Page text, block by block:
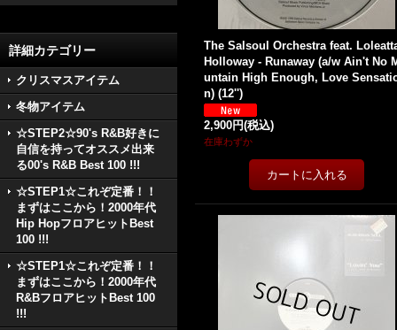
詳細カテゴリー
クリスマスアイテム
冬物アイテム
☆STEP2☆90's R&B好きに
自信を持ってオススメ出来
る00's R&B Best 100 !!!
☆STEP1☆これぞ定番！！
まずはここから！2000年代
Hip HopフロアヒットBest
100 !!!
☆STEP1☆これぞ定番！！
まずはここから！2000年代
R&BフロアヒットBest 100
!!!
The Salsoul Orchestra feat.
Holloway - Runaway (a/w Ain't No
untain High Enough, Love
n) (12'')
2,900円(税込)
在庫わずか